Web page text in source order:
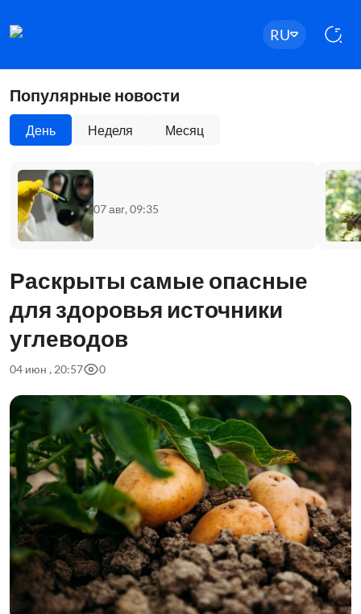
RU
Популярные новости
День Неделя Месяц
07 авг, 09:35
Раскрыты самые опасные
для здоровья источники
углеводов
04 июн , 20:57 0